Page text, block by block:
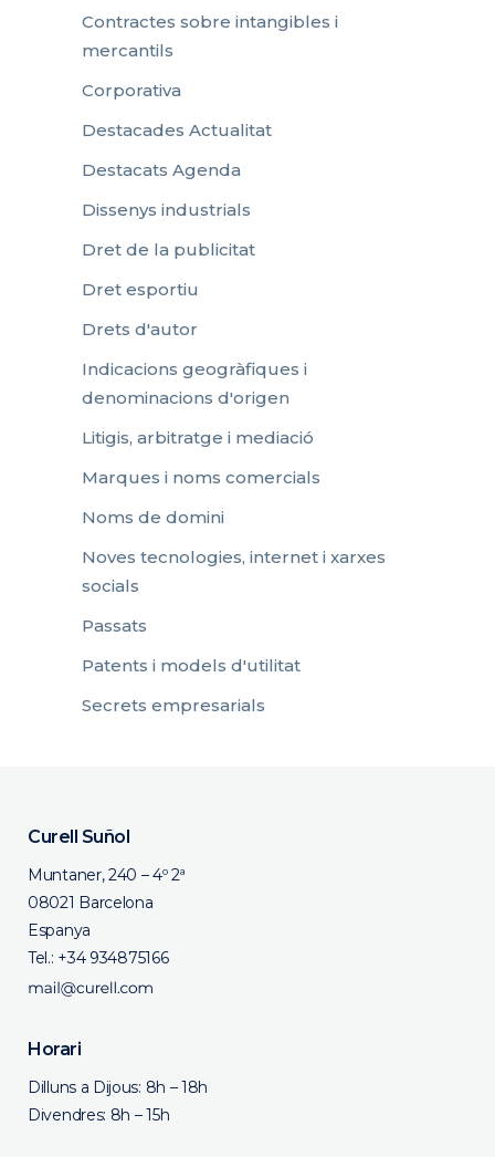
Contractes sobre intangibles i
mercantils
Corporativa
Destacades Actualitat
Destacats Agenda
Dissenys industrials
Dret de la publicitat
Dret esportiu
Drets d'autor
Indicacions geogràfiques i
denominacions d'origen
Litigis, arbitratge i mediació
Marques i noms comercials
Noms de domini
Noves tecnologies, internet i xarxes
socials
Passats
Patents i models d'utilitat
Secrets empresarials
Curell Suñol
Muntaner, 240 – 4º 2ª
08021 Barcelona
Espanya
Tel.: +34 934875166
Horari
Dilluns a Dijous: 8h – 18h
Divendres: 8h – 15h